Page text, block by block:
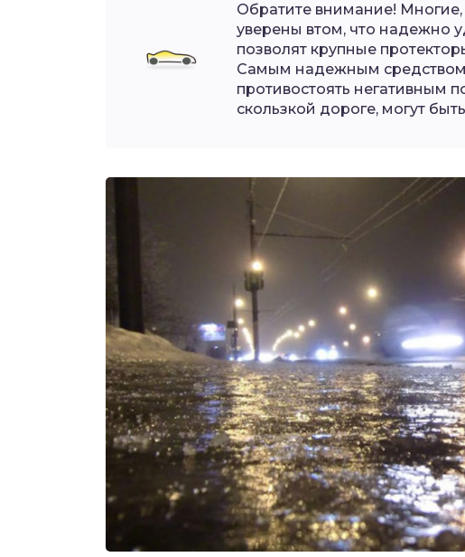
Обратите внимание!
уверены втом, что надежно
позволят крупные
Самым надежным
противостоять негативным
скользкой дороге, могут